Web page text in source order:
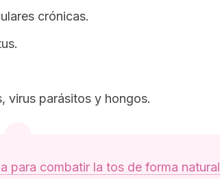
crónicas.
virus parásitos y hongos.
para combatir la tos de forma natural